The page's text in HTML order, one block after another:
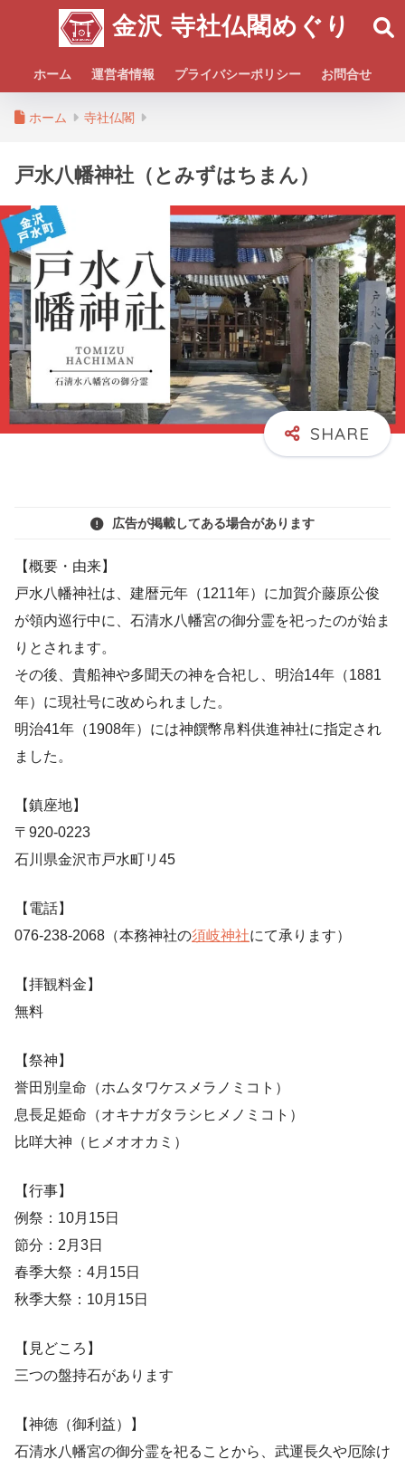
金沢 寺社仏閣めぐり
ホーム 運営者情報 プライバシーポリシー お問合せ
ホーム 寺社仏閣
戸水八幡神社（とみずはちまん）
広告が掲載してある場合があります
【概要・由来】
戸水八幡神社は、建暦元年（1211年）に加賀介藤原公俊
が領内巡行中に、石清水八幡宮の御分霊を祀ったのが始ま
りとされます。
その後、貴船神や多聞天の神を合祀し、明治14年（1881
年）に現社号に改められました。
明治41年（1908年）には神饌幣帛料供進神社に指定され
ました。
【鎮座地】
〒920-0223
石川県金沢市戸水町リ45
【電話】
076-238-2068（本務神社の須岐神社にて承ります）
【拝観料金】
無料
【祭神】
誉田別皇命（ホムタワケスメラノミコト）
息長足姫命（オキナガタラシヒメノミコト）
比咩大神（ヒメオオカミ）
【行事】
例祭：10月15日
節分：2月3日
春季大祭：4月15日
秋季大祭：10月15日
【見どころ】
三つの盤持石があります
【神徳（御利益）】
石清水八幡宮の御分霊を祀ることから、武運長久や厄除け